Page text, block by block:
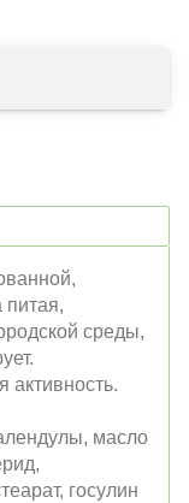
питая,
среды,
активность.
масло
госулин